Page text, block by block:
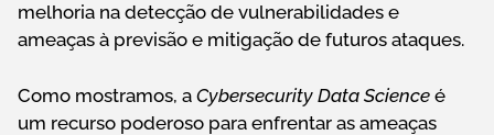
melhoria na detecção de vulnerabilidades e
ameaças à previsão e mitigação de futuros ataques.
Como mostramos, a Cybersecurity Data Science é
um recurso poderoso para enfrentar as ameaças